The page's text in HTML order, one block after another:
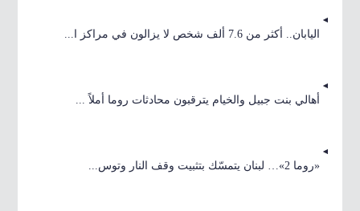
اليابان.. أكثر من 7.6 ألف شخص لا يزالون في مراكز ا...
أهالي بنت جبيل والخيام يترقبون محادثات روما أملاً ...
«روما 2»… لبنان يتمسّك بتثبيت وقف النار وتوس...